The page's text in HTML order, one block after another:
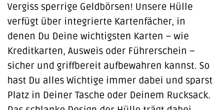
Vergiss sperrige Geldbörsen! Unsere Hülle
verfügt über integrierte Kartenfächer, in
denen Du Deine wichtigsten Karten – wie
Kreditkarten, Ausweis oder Führerschein –
sicher und griffbereit aufbewahren kannst. So
hast Du alles Wichtige immer dabei und sparst
Platz in Deiner Tasche oder Deinem Rucksack.